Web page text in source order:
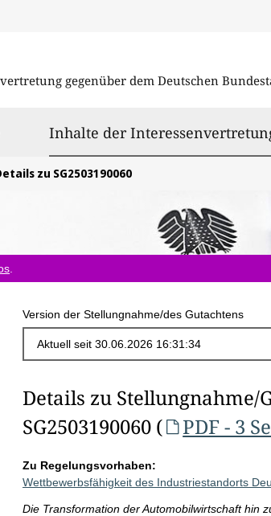
gegenüber dem Deutschen
Inhalte der
zu SG2503190060
Version der Stellungnahme/des Gutachtens
Details zu Stellungnahme/
SG2503190060 (
PDF - 3
Zu Regelungsvorhaben:
Wettbewerbsfähigkeit des Industriestandorts
Die Transformation der Automobilwirtschaft hin